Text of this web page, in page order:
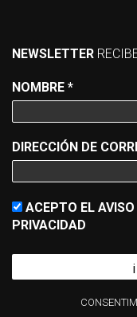
NEWSLETTER
NOMBRE *
DIRECCIÓN DE
ACEPTO EL
PRIVACIDAD